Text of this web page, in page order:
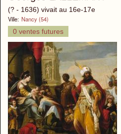
(? - 1636) vivait au 16e-17e
Ville: Nancy (54)
0 ventes futures